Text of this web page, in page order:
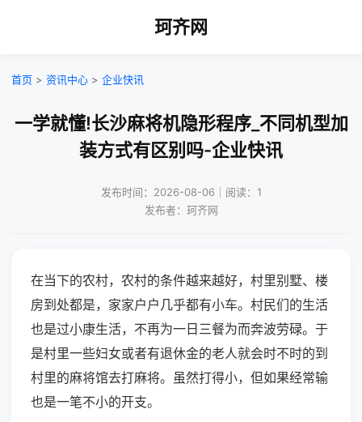
珂齐网
首页 > 资讯中心 > 企业快讯
一学就懂!长沙麻将机隐形程序_不同机型加
装方式有区别吗-企业快讯
发布时间：2026-08-06｜阅读：1
发布者：珂齐网
在当下的农村，农村的条件越来越好，村里别墅、楼
房到处都是，家家户户几乎都有小车。村民们的生活
也是过小康生活，不再为一日三餐为而奔波劳碌。于
是村里一些妇女或者有退休金的老人就会时不时的到
村里的麻将馆去打麻将。虽然打得小，但如果经常输
也是一笔不小的开支。